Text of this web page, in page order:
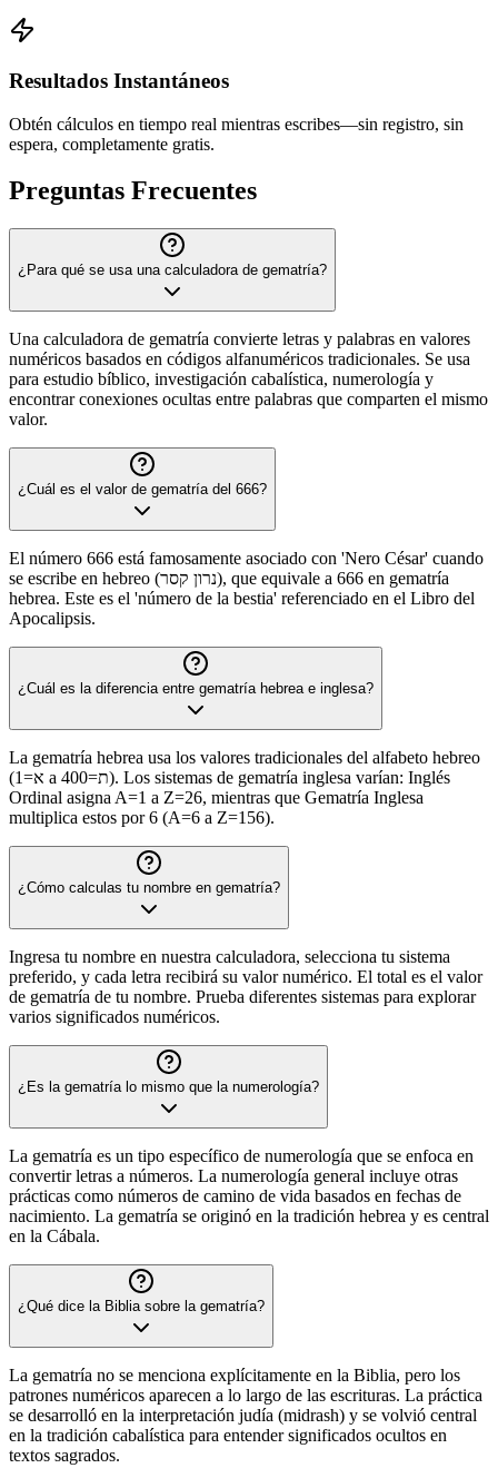
Resultados Instantáneos
Obtén cálculos en tiempo real mientras escribes—sin registro, sin
espera, completamente gratis.
Preguntas Frecuentes
¿Para qué se usa una calculadora de gematría?
Una calculadora de gematría convierte letras y palabras en valores
numéricos basados en códigos alfanuméricos tradicionales. Se usa
para estudio bíblico, investigación cabalística, numerología y
encontrar conexiones ocultas entre palabras que comparten el mismo
valor.
¿Cuál es el valor de gematría del 666?
El número 666 está famosamente asociado con 'Nero César' cuando
se escribe en hebreo (נרון קסר), que equivale a 666 en gematría
hebrea. Este es el 'número de la bestia' referenciado en el Libro del
Apocalipsis.
¿Cuál es la diferencia entre gematría hebrea e inglesa?
La gematría hebrea usa los valores tradicionales del alfabeto hebreo
(א=1 a ת=400). Los sistemas de gematría inglesa varían: Inglés
Ordinal asigna A=1 a Z=26, mientras que Gematría Inglesa
multiplica estos por 6 (A=6 a Z=156).
¿Cómo calculas tu nombre en gematría?
Ingresa tu nombre en nuestra calculadora, selecciona tu sistema
preferido, y cada letra recibirá su valor numérico. El total es el valor
de gematría de tu nombre. Prueba diferentes sistemas para explorar
varios significados numéricos.
¿Es la gematría lo mismo que la numerología?
La gematría es un tipo específico de numerología que se enfoca en
convertir letras a números. La numerología general incluye otras
prácticas como números de camino de vida basados en fechas de
nacimiento. La gematría se originó en la tradición hebrea y es central
en la Cábala.
¿Qué dice la Biblia sobre la gematría?
La gematría no se menciona explícitamente en la Biblia, pero los
patrones numéricos aparecen a lo largo de las escrituras. La práctica
se desarrolló en la interpretación judía (midrash) y se volvió central
en la tradición cabalística para entender significados ocultos en
textos sagrados.